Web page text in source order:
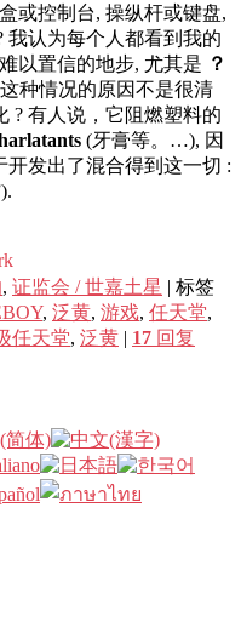
或控制台, 操纵杆或键盘,
我认为每个人都看到我的
以置信的地步, 尤其是 ？
种情况的原因不是很清
? 有人说，它阻燃塑料的
(牙膏等。…), 因
发出了混合得到这一切 :
, 证监会 / 世嘉土星 | 标签
, 泛黄, 游戏, 任天堂,
任天堂, 泛黄 | 17 回复